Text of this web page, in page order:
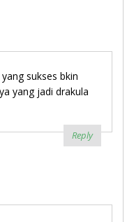
sukses bkin
yang jadi drakula
Reply